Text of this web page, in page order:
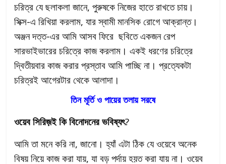
চরিত্র যে ছলাকলা জানে, পুরুষকে নিজের হাতে রাখতে চায়।
সিক্স-এ রিখিয়া করলাম, যার স্বামী মানসিক রোগে আক্রান্ত।
অঞ্জন দত্ত-এর আমি আসব ফিরে ছবিতে একজন রেপ
সারভাইভারের চরিত্রে কাজ করলাম। একই ধরণের চরিত্রে
দ্বিতীয়বার কাজ করার প্রস্তাব আমি পাচ্ছি না। প্রত্যেকটা
চরিত্রই আগেরটার থেকে আলাদা।
তিন মূর্তি ও পায়ের তলায় সরষে
ওয়েব সিরিজ়ই কি বিনোদনের ভবিষ্যৎ?
আমি তা মনে করি না, জানো। হ্যাঁ এটা ঠিক যে ওয়েবে অনেক
বিষয় নিয়ে কাজ করা যায়, যা বড় পর্দায় হয়ত করা যায় না। ওয়েব